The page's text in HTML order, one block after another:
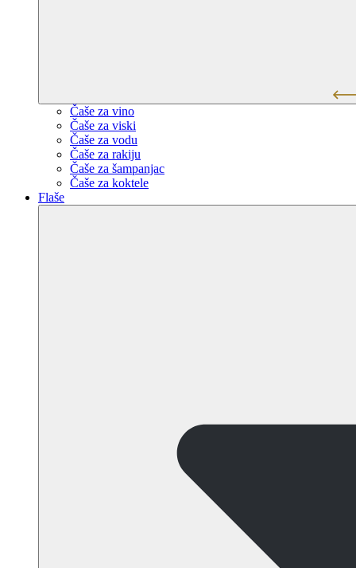
Čaše za vino
Čaše za viski
Čaše za vodu
Čaše za rakiju
Čaše za šampanjac
Čaše za koktele
Flaše